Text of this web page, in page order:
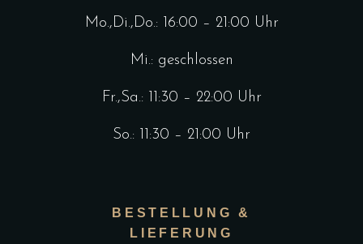
Mo.,Di.,Do.: 16:00 – 21:00 Uhr
Mi.: geschlossen
Fr.,Sa.: 11:30 – 22:00 Uhr
So.: 11:30 – 21:00 Uhr
BESTELLUNG &
LIEFERUNG